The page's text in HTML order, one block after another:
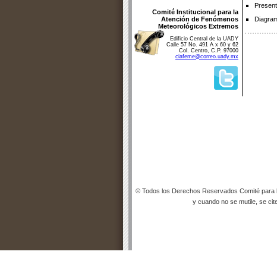
Comité Institucional para la
Atención de Fenómenos
Meteorológicos Extremos
Edificio Central de la UADY
Calle 57 No. 491 A x 60 y 62
Col. Centro, C.P. 97000
ciafeme@correo.uady.mx
© Todos los Derechos Reservados Comité para
y cuando no se mutile, se